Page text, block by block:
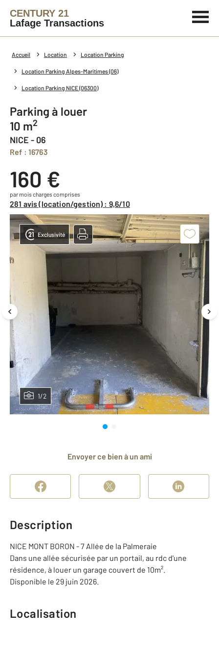
CENTURY 21
Lafage Transactions
Accueil Location Location Parking
Location Parking Alpes-Maritimes (06)
Location Parking NICE (06300)
Parking à louer
10 m2
NICE - 06
Ref : 16763
160 €
par mois charges comprises
281 avis (location/gestion) : 9,6/10
1/2
Exclusivité
Envoyer ce bien à un ami
Description
NICE MONT BORON - 7 Allée de la Palmeraie
Dans une allée sécurisée par un portail, au rdc d'une
résidence, à louer un garage couvert de 10m².
Disponible le 29 juin 2026.
Localisation